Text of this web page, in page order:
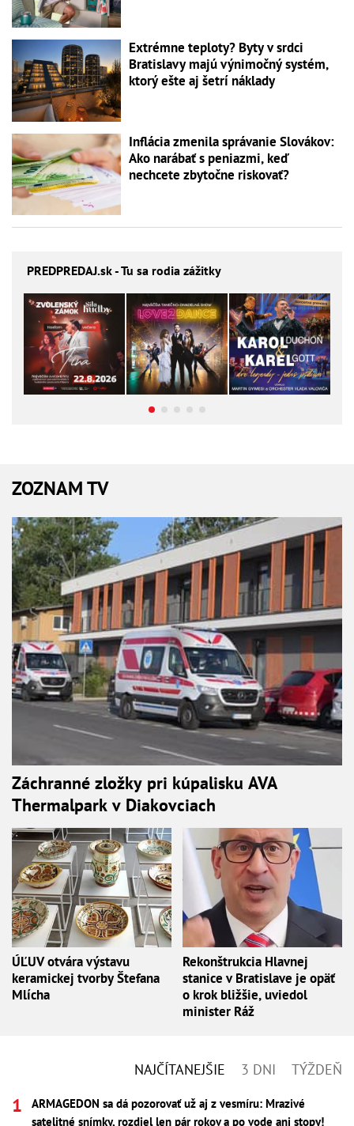
Extrémne teploty? Byty v srdci
Bratislavy majú výnimočný systém,
ktorý ešte aj šetrí náklady
Inflácia zmenila správanie Slovákov:
Ako narábať s peniazmi, keď
nechcete zbytočne riskovať?
PREDPREDAJ.sk - Tu sa rodia zážitky
ZOZNAM TV
Záchranné zložky pri kúpalisku AVA
Thermalpark v Diakovciach
ÚĽUV otvára výstavu
keramickej tvorby Štefana
Mlícha
Rekonštrukcia Hlavnej
stanice v Bratislave je opäť
o krok bližšie, uviedol
minister Ráž
NAJČÍTANEJŠIE 3 DNI TÝŽDEŇ
ARMAGEDON sa dá pozorovať už aj z vesmíru: Mrazivé
satelitné snímky, rozdiel len pár rokov a po vode ani stopy!